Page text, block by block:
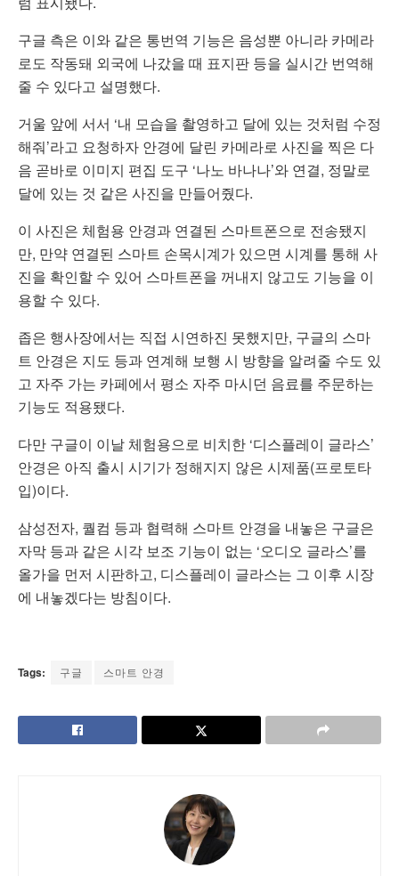
구글 측은 이와 같은 통번역 기능은 음성뿐 아니라 카메라
로도 작동돼 외국에 나갔을 때 표지판 등을 실시간 번역해
줄 수 있다고 설명했다.
거울 앞에 서서 ‘내 모습을 촬영하고 달에 있는 것처럼 수정
해줘’라고 요청하자 안경에 달린 카메라로 사진을 찍은 다
음 곧바로 이미지 편집 도구 ‘나노 바나나’와 연결, 정말로
달에 있는 것 같은 사진을 만들어줬다.
이 사진은 체험용 안경과 연결된 스마트폰으로 전송됐지
만, 만약 연결된 스마트 손목시계가 있으면 시계를 통해 사
진을 확인할 수 있어 스마트폰을 꺼내지 않고도 기능을 이
용할 수 있다.
좁은 행사장에서는 직접 시연하진 못했지만, 구글의 스마
트 안경은 지도 등과 연계해 보행 시 방향을 알려줄 수도 있
고 자주 가는 카페에서 평소 자주 마시던 음료를 주문하는
기능도 적용됐다.
다만 구글이 이날 체험용으로 비치한 ‘디스플레이 글라스’
안경은 아직 출시 시기가 정해지지 않은 시제품(프로토타
입)이다.
삼성전자, 퀄컴 등과 협력해 스마트 안경을 내놓은 구글은
자막 등과 같은 시각 보조 기능이 없는 ‘오디오 글라스’를
올가을 먼저 시판하고, 디스플레이 글라스는 그 이후 시장
에 내놓겠다는 방침이다.
Tags: 구글 스마트 안경